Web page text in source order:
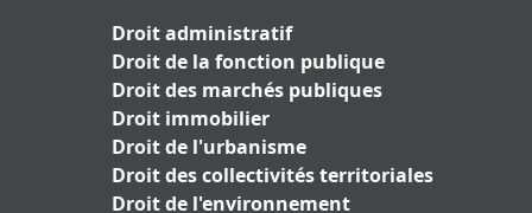
Droit administratif
Droit de la fonction publique
Droit des marchés publiques
Droit immobilier
Droit de l'urbanisme
Droit des collectivités territoriales
Droit de l'environnement